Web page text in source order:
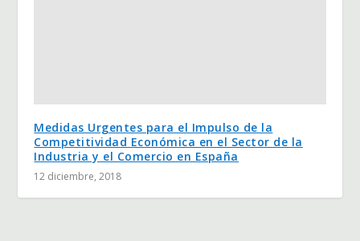
Medidas Urgentes para el Impulso de la
Competitividad Económica en el Sector de la
Industria y el Comercio en España
12 diciembre, 2018